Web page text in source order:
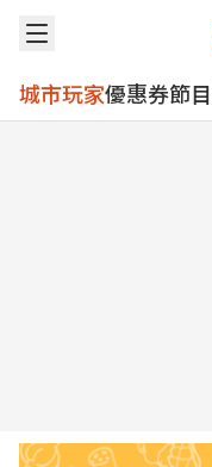
城市玩家優惠券節目